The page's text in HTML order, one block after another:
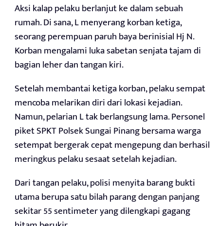
Aksi kalap pelaku berlanjut ke dalam sebuah
rumah. Di sana, L menyerang korban ketiga,
seorang perempuan paruh baya berinisial Hj N.
Korban mengalami luka sabetan senjata tajam di
bagian leher dan tangan kiri.
Setelah membantai ketiga korban, pelaku sempat
mencoba melarikan diri dari lokasi kejadian.
Namun, pelarian L tak berlangsung lama. Personel
piket SPKT Polsek Sungai Pinang bersama warga
setempat bergerak cepat mengepung dan berhasil
meringkus pelaku sesaat setelah kejadian.
Dari tangan pelaku, polisi menyita barang bukti
utama berupa satu bilah parang dengan panjang
sekitar 55 sentimeter yang dilengkapi gagang